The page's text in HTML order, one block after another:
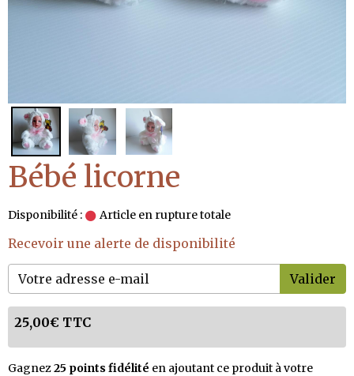
Bébé licorne
Disponibilité : Article en rupture totale
Recevoir une alerte de disponibilité
Valider
25,00€ TTC
Gagnez25 points fidélité en ajoutant ce produit à votre